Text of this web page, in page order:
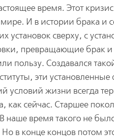
время. Этот
И в истории брака и
установок сверху, с
превращающие брак
пользу. Создавался
эти
условий жизни всегда
как сейчас. Старшее
наше время такого не
в конце концов потом